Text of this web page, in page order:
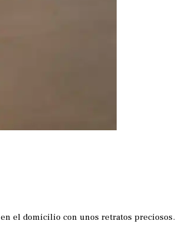
el domicilio con unos retratos preciosos.